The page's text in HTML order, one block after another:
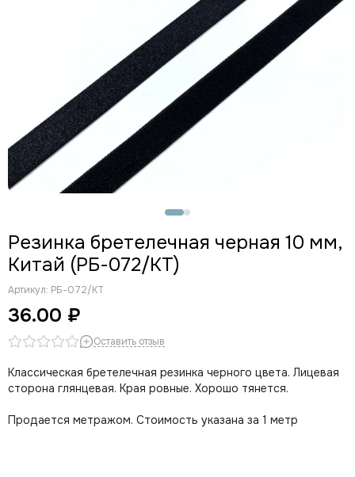
Резинка бретелечная черная 10 мм,
Китай (РБ-072/КТ)
Артикул: РБ-072/КТ
36.00 ₽
Оставить отзыв
Классическая бретелечная резинка черного цвета. Лицевая
сторона глянцевая. Края ровные. Хорошо тянется.
Продается метражом. Стоимость указана за 1 метр